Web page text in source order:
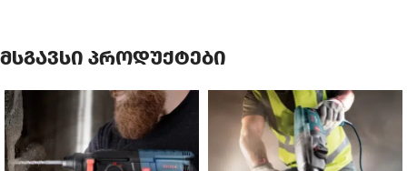
მსგავსი პროდუქტები